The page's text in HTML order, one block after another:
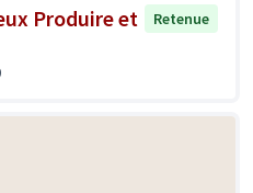
Produire et
Retenue